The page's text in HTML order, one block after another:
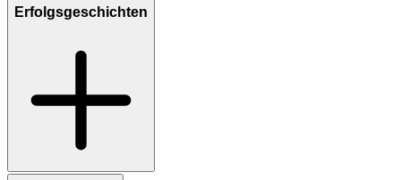
Erfolgsgeschichten